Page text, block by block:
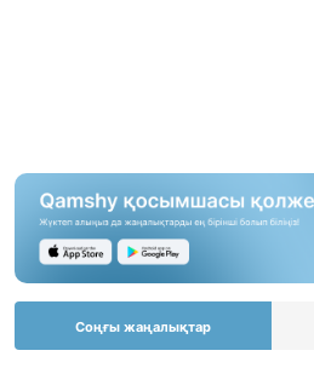
Соңғы жаңалықтар